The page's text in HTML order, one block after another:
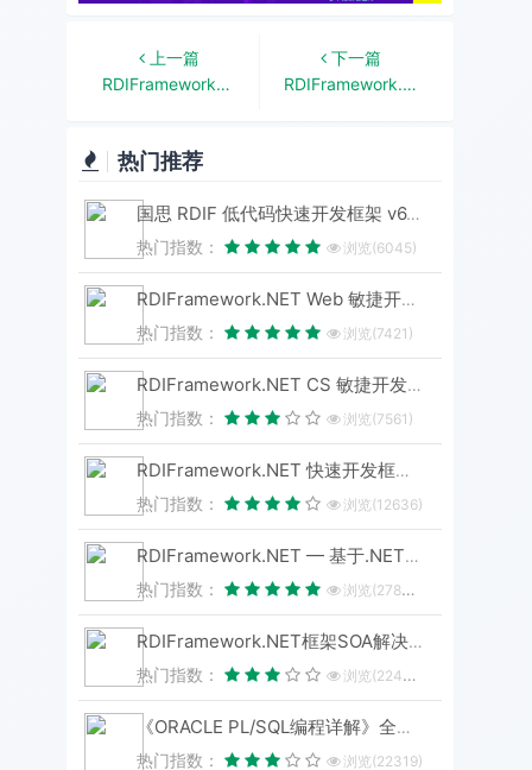
上一篇
RDIFramework.NET ━ .NET快速信息化系统开发框架 V3.3版本全新发布
下一篇
RDIFramework.NET — 基于.NET的快速信息化系统开发框架 — 系列目录
热门推荐
国思 RDIF 低代码快速开发框架 v6.3 版本重磅发布！性能与体验双飞跃
热门指数：
浏览(6045)
RDIFramework.NET Web 敏捷开发框架 V6.3 发布 (.NET8+、Framework 双引擎)
热门指数：
浏览(7421)
RDIFramework.NET CS 敏捷开发框架 V6.3 版本重磅发布！.NET8+Framework双引擎，性能升级全维度进化
热门指数：
浏览(7561)
RDIFramework.NET 快速开发框架 WebEasyUI版本 V6.0发布
热门指数：
浏览(12636)
RDIFramework.NET — 基于.NET的快速信息化系统开发框架 — 系列目录
热门指数：
浏览(27832)
RDIFramework.NET框架SOA解决方案（集Windows服务、WinForm形式与IIS形式发布）-分布式应用
热门指数：
浏览(22401)
《ORACLE PL/SQL编程详解》全原创（共八篇）--系列文章导航
热门指数：
浏览(22319)